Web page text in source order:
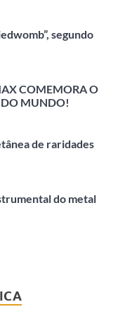
segundo
COMEMORA O
MUNDO!
de raridades
do metal